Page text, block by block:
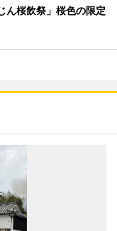
ん桜飲祭」桜色の限定